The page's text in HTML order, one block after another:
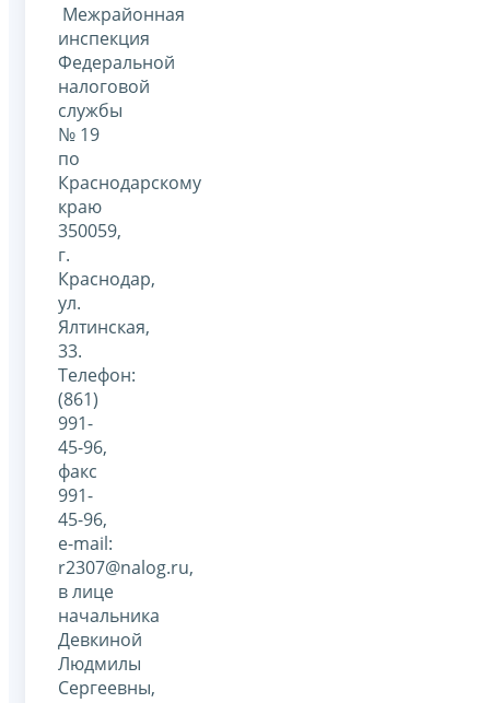
Межрайонная
инспекция
Федеральной
налоговой
службы
№ 19
по
Краснодарскому
краю
350059,
г.
Краснодар,
ул.
Ялтинская,
33.
Телефон:
(861)
991-
45-96,
факс
991-
45-96,
е-mail:
r2307@nalog.ru,
в лице
начальника
Девкиной
Людмилы
Сергеевны,